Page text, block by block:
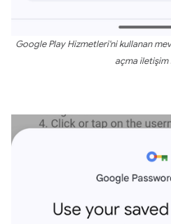
Google Play Hizmetleri'ni kullanan
açma iletişim